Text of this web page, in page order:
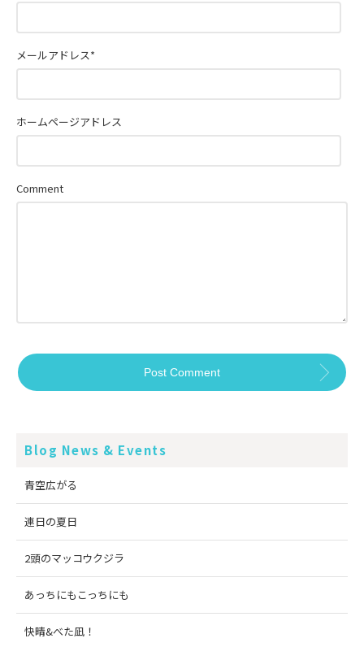
Comment
メールアドレス*
ホームページアドレス
Blog News & Events
青空広がる
連日の夏日
2頭のマッコウクジラ
あっちにもこっちにも
快晴&べた凪！